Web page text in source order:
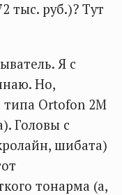
тыс. руб.)? Тут
Я с
Но,
типа Ortofon 2M
Головы с
шибата)
тонарма (а,